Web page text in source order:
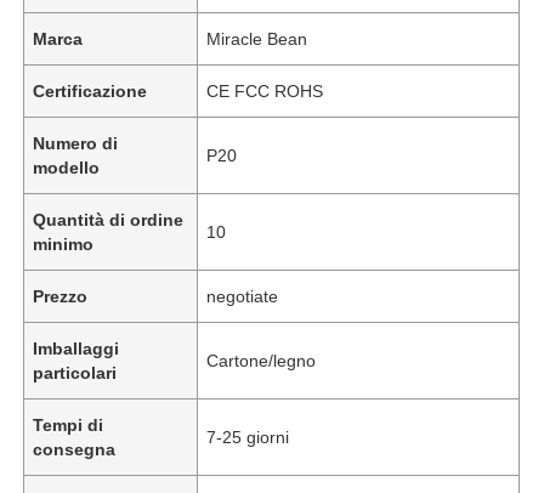
Marca Miracle Bean
Certificazione CE FCC ROHS
Numero di
modello
P20
Quantità di ordine
minimo
10
Prezzo negotiate
Imballaggi
particolari
Cartone/legno
Tempi di
consegna
7-25 giorni